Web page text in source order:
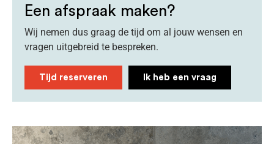
Een afspraak maken?
Wij nemen dus graag de tijd om al jouw wensen en
vragen uitgebreid te bespreken.
Tijd reserveren Ik heb een vraag